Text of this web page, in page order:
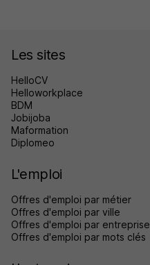
Les sites
HelloCV
Helloworkplace
BDM
Jobijoba
Maformation
Diplomeo
L'emploi
Offres d'emploi par métier
Offres d'emploi par ville
Offres d'emploi par entreprise
Offres d'emploi par mots clés